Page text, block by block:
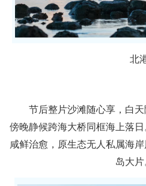
北
节后整片沙滩随心享，白
傍晚静候跨海大桥同框海上落
咸鲜治愈，原生态无人私属海
岛大片